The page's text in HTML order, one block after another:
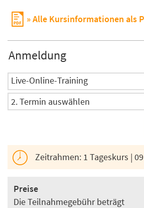
Alle Kursinformationen als
Anmeldung
Live-Online-Training
Zeitrahmen: 1 Tageskurs |
Preise
Die Teilnahmegebühr beträgt